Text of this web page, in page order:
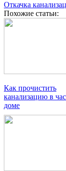
Откачка
Похожие статьи:
Как прочистить
канализацию в
доме